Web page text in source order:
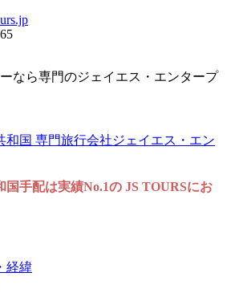
なら専門のジェイエス・エンタープ
手配は実績No.1の JS TOURSにお
経緯